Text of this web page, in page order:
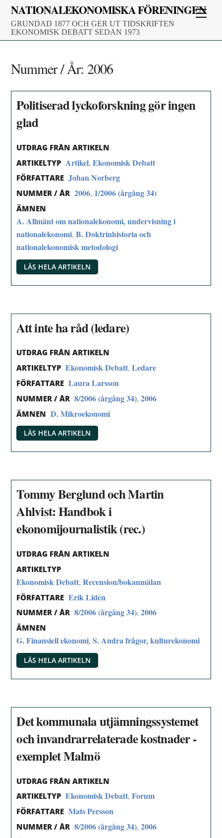
Skip
content
NATIONALEKONOMISKA FÖRENINGEN
GRUNDAD 1877 OCH GER UT TIDSKRIFTEN
EKONOMISK DEBATT SEDAN 1973
Nummer / År: 2006
Politiserad lyckoforskning gör ingen
glad
UTDRAG FRÅN ARTIKELN
ARTIKELTYP Artikel,Ekonomisk Debatt
FÖRFATTARE Johan Norberg
NUMMER / ÅR 2006, 1/2006 (årgång 34)
ÄMNEN
A. Allmänt om nationalekonomi, undervisning i
nationalekonomi,B. Doktrinhistoria och
nationalekonomisk metodologi
LÄS HELA ARTIKELN
Att inte ha råd (ledare)
UTDRAG FRÅN ARTIKELN
ARTIKELTYP Ekonomisk Debatt,Ledare
FÖRFATTARE Laura Larsson
NUMMER / ÅR 8/2006 (årgång 34),2006
ÄMNEN D. Mikroekonomi
LÄS HELA ARTIKELN
Tommy Berglund och Martin
Ahlvist: Handbok i
ekonomijournalistik (rec.)
UTDRAG FRÅN ARTIKELN
ARTIKELTYP
Ekonomisk Debatt,Recension/bokanmälan
FÖRFATTARE Erik Lidén
NUMMER / ÅR 8/2006 (årgång 34),2006
ÄMNEN
G. Finansiell ekonomi,S. Andra frågor, kulturekonomi
LÄS HELA ARTIKELN
Det kommunala utjämningssystemet
och invandrarrelaterade kostnader -
exemplet Malmö
UTDRAG FRÅN ARTIKELN
ARTIKELTYP Ekonomisk Debatt,Forum
FÖRFATTARE Mats Persson
NUMMER / ÅR 8/2006 (årgång 34),2006